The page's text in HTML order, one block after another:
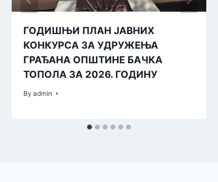
ГОДИШЊИ ПЛАН ЈАВНИХ
КОНКУРСА ЗА УДРУЖЕЊА
ГРАЂАНА ОПШТИНЕ БАЧКА
ТОПОЛА ЗА 2026. ГОДИНУ
By admin